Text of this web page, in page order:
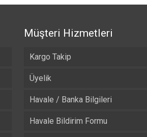
Müşteri Hizmetleri
Kargo Takip
Üyelik
Havale / Banka Bilgileri
Havale Bildirim Formu